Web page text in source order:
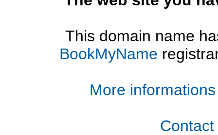
This domain name
BookMyName
More